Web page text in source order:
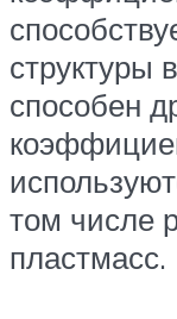
структуры
способен
том числе
пластмасс.